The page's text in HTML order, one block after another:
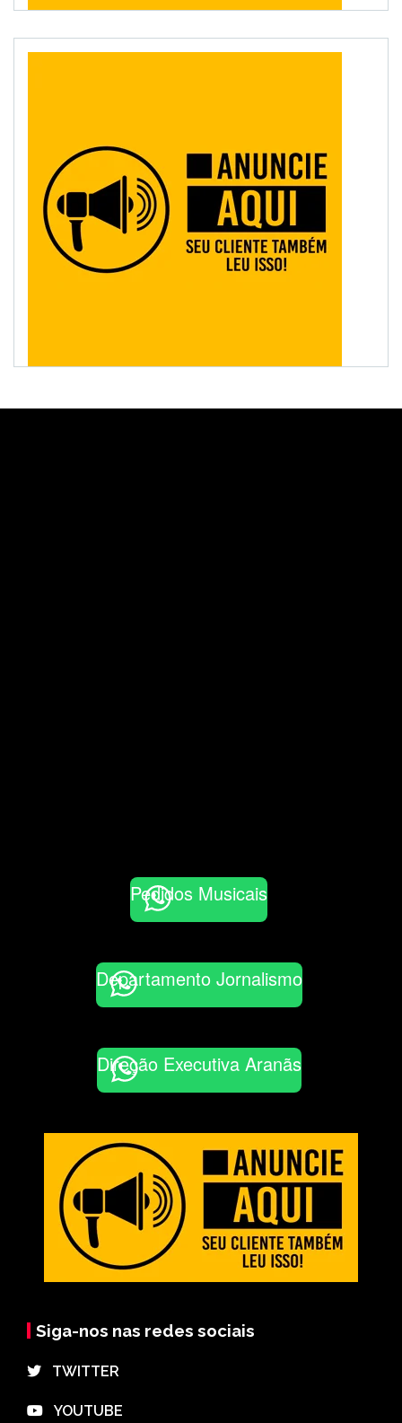
Pedidos Musicais
Departamento Jornalismo
Direção Executiva Aranãs
Siga-nos nas redes sociais
⠀TWITTER
⠀YOUTUBE